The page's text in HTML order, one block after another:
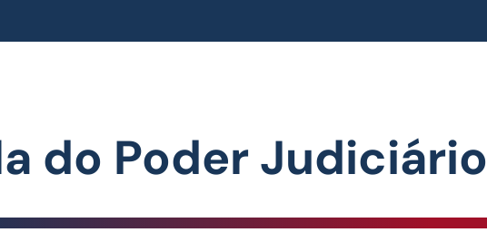
do Poder Judiciário​